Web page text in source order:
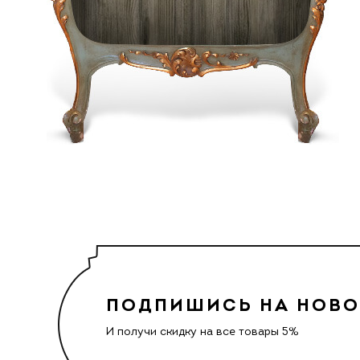
ПОДПИШИСЬ НА
И получи скидку на все товары 5%